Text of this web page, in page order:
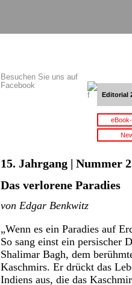
Besuchen Sie uns auf
Facebook
Editorial
15. Jahrgang | Nummer
Das verlorene Paradies
von Edgar Benkwitz
„Wenn es ein Paradies auf
So sang einst ein persischer
Shalimar Bagh, dem
Kaschmirs. Er drückt das
Indiens aus, die das